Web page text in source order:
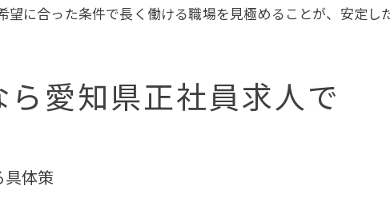
に合った条件で長く働ける職場を見極めることが、安定し
愛知県正社員求人で
具体策